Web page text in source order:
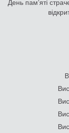
День памʼяті